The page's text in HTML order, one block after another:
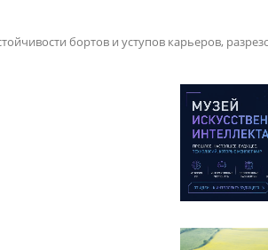
бортов и уступов карьеров,